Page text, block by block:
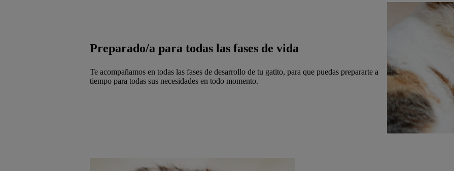
Preparado/a para todas las fases de vida
Te acompañamos en todas las fases de desarrollo de tu gatito, para que puedas prepararte a
tiempo para todas sus necesidades en todo momento.